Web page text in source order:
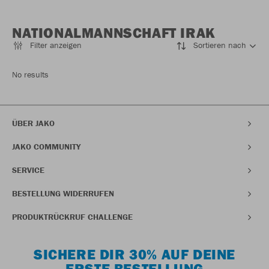
NATIONALMANNSCHAFT IRAK
Filter anzeigen Sortieren nach
No results
ÜBER JAKO
JAKO COMMUNITY
SERVICE
BESTELLUNG WIDERRUFEN
PRODUKTRÜCKRUF CHALLENGE
SICHERE DIR 30% AUF DEINE